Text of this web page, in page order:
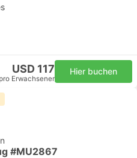
USD 117
pro Erwachsener
Hier buchen
#MU2867